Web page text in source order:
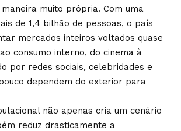
muito própria. Com uma
de 1,4 bilhão de pessoas, o país
mercados inteiros voltados quase
consumo interno, do cinema à
por redes sociais, celebridades e
dependem do exterior para
não apenas cria um cenário
reduz drasticamente a